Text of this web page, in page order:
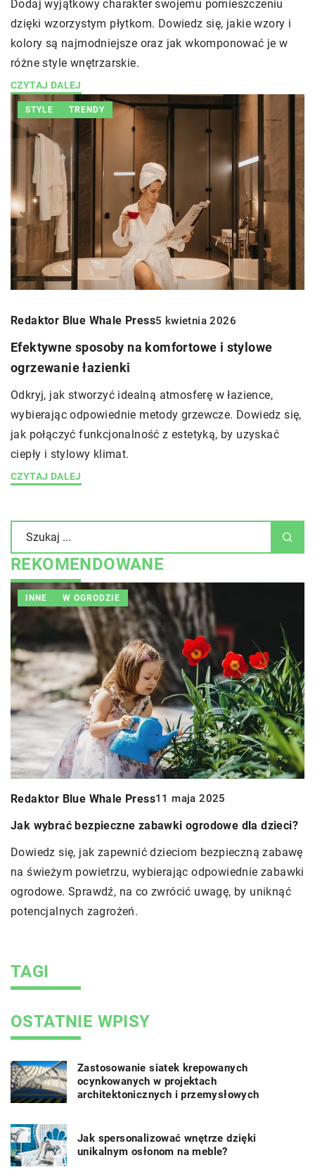
Dodaj wyjątkowy charakter swojemu pomieszczeniu
dzięki wzorzystym płytkom. Dowiedz się, jakie wzory i
kolory są najmodniejsze oraz jak wkomponować je w
różne style wnętrzarskie.
CZYTAJ DALEJ
STYLE TRENDY
Redaktor Blue Whale Press5 kwietnia 2026
Efektywne sposoby na komfortowe i stylowe
ogrzewanie łazienki
Odkryj, jak stworzyć idealną atmosferę w łazience,
wybierając odpowiednie metody grzewcze. Dowiedz się,
jak połączyć funkcjonalność z estetyką, by uzyskać
ciepły i stylowy klimat.
CZYTAJ DALEJ
REKOMENDOWANE
dzieci?
zabawę
zabawki
uniknąć
INNE
Jadwiga Wiśniewska 22 lutego 2024
Jak wybrać odpowiednie urządzenie, dzięki
Poradnik, który pomoże Ci dokonać najlepszego
urządzenia do podgrzewania jedzenia. Dowiedz
co zwracać uwagę i jakie są najpopularniejsze
TAGI
OSTATNIE WPISY
Zastosowanie siatek krepowanych
ocynkowanych w projektach
architektonicznych i przemysłowych
Jak spersonalizować wnętrze dzięki
unikalnym osłonom na meble?